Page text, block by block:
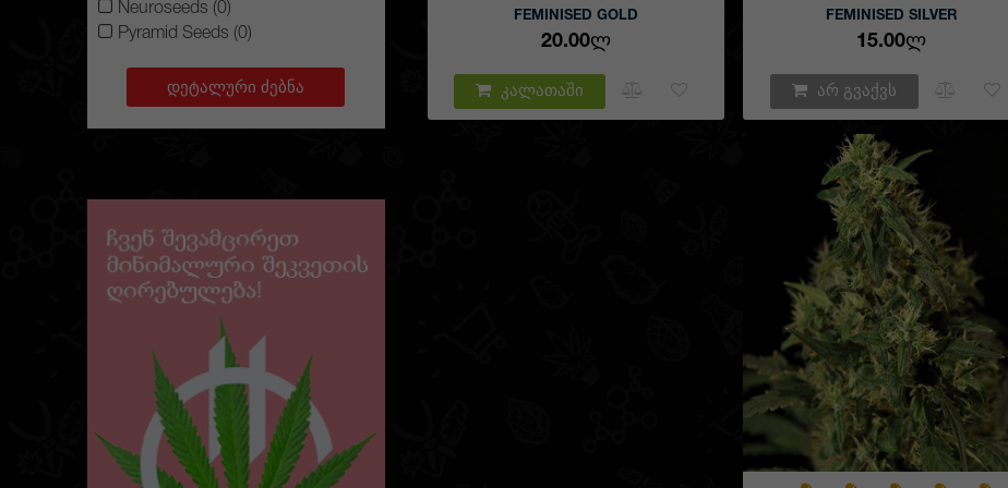
ამ სექციაში წარმოდგენილია თესლები, რომელიც სრულიად მზადაა
რეალიზაციისთვის. უბრალოდ საკმარისია დაამატოთ თქვენთვის საინტერესო
გავაკეთეთ ყველაფერი, რათა გავამარტივოთ, შეძენა ჩვენს მაღაზიაში და
მაქსიმალურად დავაჩქაროთ მიწოდების ვადები. შეკვეთილ თესლს თქვენ
მიიღებთ მინიმალურ ვადებში. მათი შეძენა – საინვესტიციო შენატანია თქვენს
იმ შემთხვევაში თუ, თქვენ ვერ იპოვეთ შესაბამისი სახეობა, გირჩევთ, სატივას
Neuroseeds (0)
Pyramid Seeds (0)
დეტალური ძებნა
FEMINISED GOLD
20.00Ლ
კალათაში
FEMINISED SILVER
15.00Ლ
არ გვაქვს